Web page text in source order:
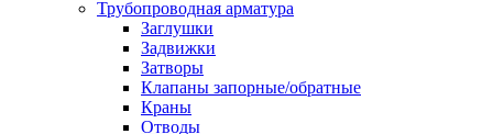
Трубопроводная арматура
Заглушки
Задвижки
Затворы
Клапаны запорные/обратные
Краны
Отводы